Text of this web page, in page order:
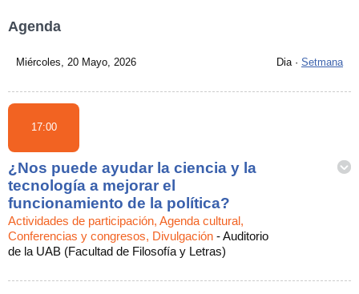
Agenda
Miércoles, 20 Mayo, 2026 Dia · Setmana
17:00
¿Nos puede ayudar la ciencia y la
tecnología a mejorar el
funcionamiento de la política?
Actividades de participación, Agenda cultural,
Conferencias y congresos, Divulgación -Auditorio
de la UAB (Facultad de Filosofía y Letras)